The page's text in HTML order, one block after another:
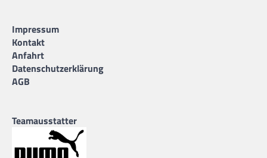
Impressum
Kontakt
Anfahrt
Datenschutzerklärung
AGB
Teamausstatter